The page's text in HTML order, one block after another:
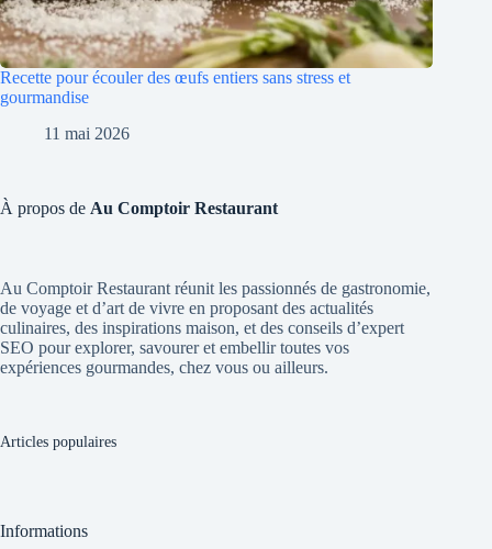
Recette pour écouler des œufs entiers sans stress et
gourmandise
11 mai 2026
À propos de Au Comptoir Restaurant
Au Comptoir Restaurant réunit les passionnés de gastronomie,
de voyage et d’art de vivre en proposant des actualités
culinaires, des inspirations maison, et des conseils d’expert
SEO pour explorer, savourer et embellir toutes vos
expériences gourmandes, chez vous ou ailleurs.
Articles populaires
Informations